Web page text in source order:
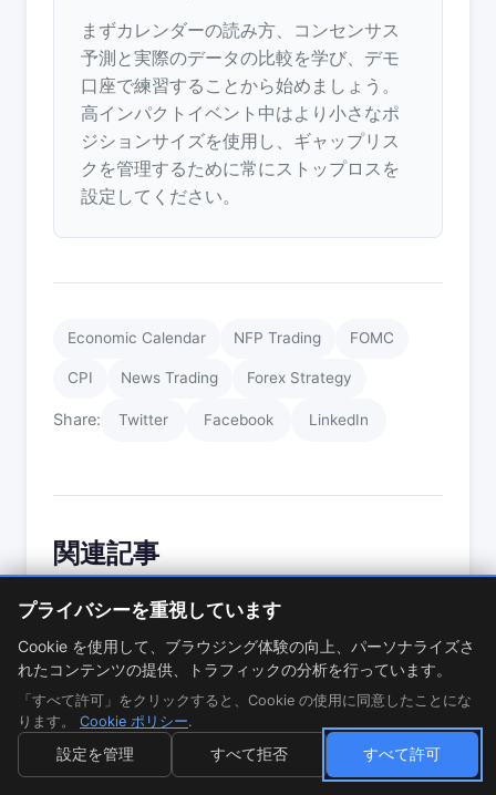
まずカレンダーの読み方、コンセンサス
予測と実際のデータの比較を学び、デモ
口座で練習することから始めましょう。
高インパクトイベント中はより小さなポ
ジションサイズを使用し、ギャップリス
クを管理するために常にストップロスを
設定してください。
Economic Calendar NFP Trading FOMC
CPI News Trading Forex Strategy
Share: Twitter Facebook LinkedIn
関連記事
取引ガイド
AUDJPY取引ガイド2026:アジアの通貨ク
ロス戦略とキャリートレード
AUDJPY取引ガイド2026:豪ドル対日本円の取引
方法。RBA-BoJ金利差戦略、東京セッションのタ
プライバシーを重視しています
Cookie を使用して、ブラウジング体験の向上、パーソナライズさ
れたコンテンツの提供、トラフィックの分析を行っています。
「すべて許可」をクリックすると、Cookie の使用に同意したことにな
ります。 Cookie ポリシー.
設定を管理 すべて拒否 すべて許可